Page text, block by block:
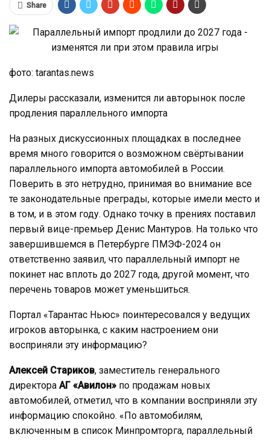
Share
фото: tarantas.news
Дилеры рассказали, изменится ли авторынок после
продления параллельного импорта
На разных дискуссионных площадках в последнее
время много говорится о возможном свёртывании
параллельного импорта автомобилей в России.
Поверить в это нетрудно, принимая во внимание все
те законодательные преграды, которые имели место и
в том, и в этом году. Однако точку в прениях поставил
первый вице-премьер Денис Мантуров. На только что
завершившемся в Петербурге ПМЭФ-2024 он
ответственно заявил, что параллельный импорт не
покинет нас вплоть до 2027 года, другой момент, что
перечень товаров может уменьшиться.
Портал «Тарантас Ньюс» поинтересовался у ведущих
игроков авторынка, с каким настроением они
восприняли эту информацию?
Алексей Стариков, заместитель генерального
директора АГ «Авилон» по продажам новых
автомобилей, отметил, что в компании восприняли эту
информацию спокойно. «По автомобилям,
включенным в список Минпромторга, параллельный